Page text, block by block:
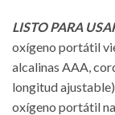
LISTO PARA
oxígeno portátil
alcalinas AAA,
longitud
oxígeno portátil